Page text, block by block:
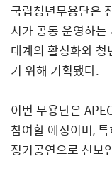
국립청년무용단은
시가 공동 운영하
태계의 활성화와
기 위해 기획됐다.
이번 무용단은
참여할 예정이며,
정기공연으로 선보